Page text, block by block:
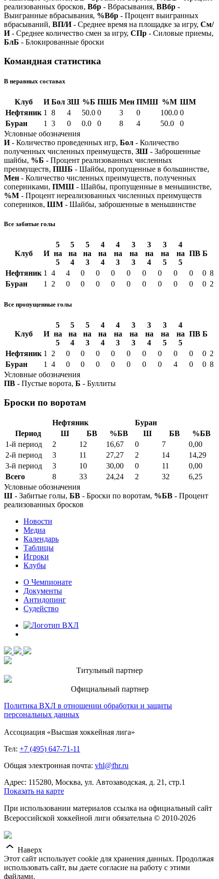
реализованных бросков, Вбр - Вбрасывания, ВВбр -
Выигранные вбрасывания, %Вбр - Процент выигранных
вбрасываний, ВП/И- Среднее время на площадке за игру, См/
И- Среднее количество смен за игру, СПр - Силовые приемы,
БлБ - Блокированные броски
Командная статистика
В неравных составах
Клуб И Бол ЗШ %Б ПШБ Мен ПМШ %М ШМ
Нефтяник 1 8 4 50.0 0 3 0 100.0 0
Буран
1 3 0 0.0 0 8 4 50.0
0
Условные обозначения
И- Количество проведенных игр, Бол - Количество
полученных численных преимуществ, ЗШ - Заброшенные
шайбы, %Б - Процент реализованных численных
преимуществ, ПШБ - Шайбы, пропущенные в большинстве,
Мен - Количество численных преимуществ, полученных
соперниками, ПМШ - Шайбы, пропущенные в меньшинстве,
%М - Процент нереализованных численных преимуществ
соперников, ШМ - Шайбы, заброшенные в меньшинстве
Все забитые голы
Клуб И
5
на
5
5
на
4
5
на
3
4
на
4
4
на
3
3
на
3
3
на
4
3
на
5
4
на
5
ПВ Б
Нефтяник 1 4 4 0 0 0 0 0 0 0 0 0 8
Буран
1 2 0 0 0 0 0 0 0 0 0 0 2
Все пропущенные голы
Клуб И
5
на
5
5
на
4
5
на
3
4
на
4
4
на
3
3
на
3
3
на
4
3
на
5
4
на
5
ПВ Б
Нефтяник 1 2 0 0 0 0 0 0 0 0 0 0 2
Буран
1 4 0 0 0 0 0 0 0 4 0 0 8
Условные обозначения
ПВ - Пустые ворота, Б - Буллиты
Броски по воротам
Нефтяник
Буран
Период
Ш БВ %БВ Ш БВ
%БВ
1-й период
2 12 16,67 0 7
0,00
2-й период
3 11 27,27 2 14
14,29
3-й период
3 10 30,00 0 11
0,00
Всего
8 33 24,24 2 32
6,25
Условные обозначения
Ш - Забитые голы, БВ - Броски по воротам, %БВ - Процент
реализованных бросков
Новости
Медиа
Календарь
Таблицы
Игроки
Клубы
О Чемпионате
Документы
Антидопинг
Судейство
Титульный партнер
Официальный партнер
Политика ВХЛ в отношении обработки и защиты
персональных данных
Ассоциация «Высшая хоккейная лига»
Тел: +7 (495) 647-71-11
Общая электронная почта: vhl@fhr.ru
Адрес: 115280, Москва, ул. Автозаводская, д. 21, стр.1
Показать на карте
При использовании материалов ссылка на официальный сайт
Всероссийской хоккейной лиги обязательна © 2010-2026
Наверх
Этот сайт использует cookie для хранения данных. Продолжая
использовать сайт, вы даете согласие на работу с этими
файлами.